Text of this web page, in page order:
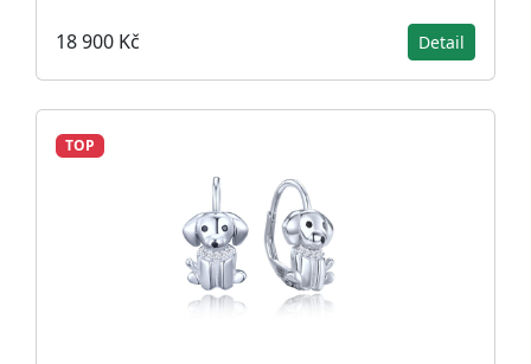
18 900 Kč Detail
TOP